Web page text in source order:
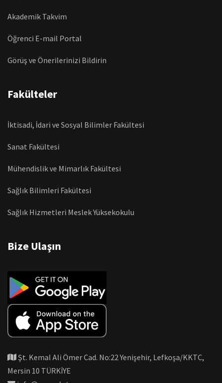
Akademik Takvim
Öğrenci E-mail Portal
Görüş ve Önerilerinizi Bildirin
Fakülteler
İktisadi, İdari ve Sosyal Bilimler Fakültesi
Sanat Fakültesi
Mühendislik ve Mimarlık Fakültesi
Sağlık Bilimleri Fakültesi
Sağlık Hizmetleri Meslek Yüksekokulu
Bize Ulaşın
Şt. Kemal Ali Ömer Cad. No:22 Yenişehir, Lefkoşa/KKTC,
Mersin 10 TÜRKİYE